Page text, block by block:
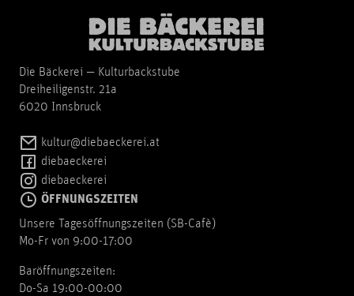
Die Bäckerei — Kulturbackstube
Dreiheiligenstr. 21a
6020 Innsbruck
kultur@diebaeckerei.at
diebaeckerei
diebaeckerei
ÖFFNUNGSZEITEN
Unsere Tagesöffnungszeiten (SB-Cafè)
Mo-Fr von 9:00-17:00
Baröffnungszeiten:
Do-Sa 19:00-00:00